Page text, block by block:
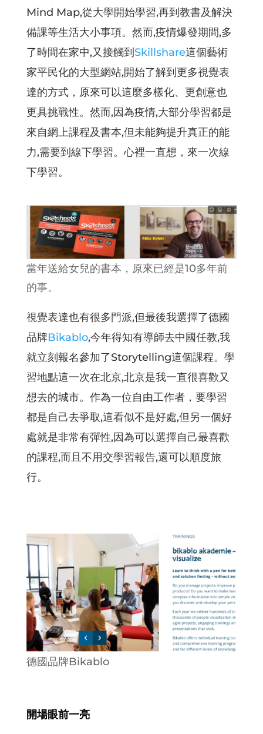
Mind Map,從大學開始學習,再到教書及解決
備課等生活大小事項。然而,疫情爆發期間,多
了時間在家中,又接觸到Skillshare這個藝術
家平民化的大型網站,開始了解到更多視覺表
達的方式，原來可以這麼多樣化、更創意也
更具挑戰性。然而,因為疫情,大部分學習都是
來自網上課程及書本,但未能夠提升真正的能
力,需要到線下學習。心裡一直想，來一次線
下學習。
當年送給女兒的書本，原來已經是10多年前
的事。
視覺表達也有很多門派,但最後我選擇了德國
品牌Bikablo,今年得知有導師去中國任教,我
就立刻報名參加了Storytelling這個課程。學
習地點這一次在北京,北京是我一直很喜歡又
想去的城市。作為一位自由工作者，要學習
都是自己去爭取,這看似不是好處,但另一個好
處就是非常有彈性,因為可以選擇自己最喜歡
的課程,而且不用交學習報告,還可以順度旅
行。
德國品牌Bikablo
開場眼前一亮